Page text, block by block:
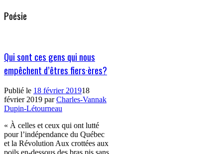
Poésie
Qui sont ces gens qui nous
empêchent d’êtres fiers·ères?
Publié le 18 février 201918
février 2019 parCharles-Vannak
Dupin-Létourneau
« À celles et ceux qui ont lutté
pour l’indépendance du Québec
et la Révolution Aux crottées aux
poils en-dessous des bras pis sans